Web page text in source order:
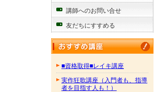
講師へのお問い合せ
友だちにすすめる
■資格取得■レイキ講座
実作狂歌講座（入門者も、指導
者を目指す人も！）